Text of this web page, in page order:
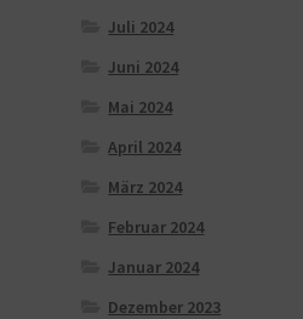
Juli 2024
Juni 2024
Mai 2024
April 2024
März 2024
Februar 2024
Januar 2024
Dezember 2023